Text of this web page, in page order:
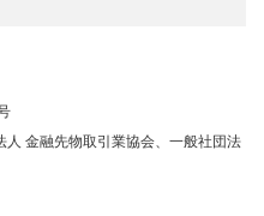
人 金融先物取引業協会、一般社団法